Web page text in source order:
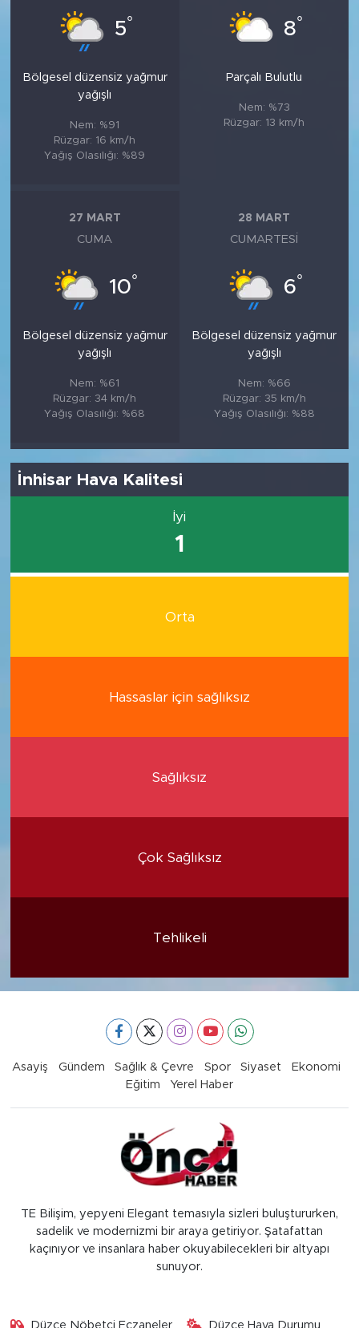
5°
Bölgesel düzensiz yağmur
yağışlı
Nem: %91
Rüzgar: 16 km/h
Yağış Olasılığı: %89
8°
Parçalı Bulutlu
Nem: %73
Rüzgar: 13 km/h
27 MART
CUMA
10°
Bölgesel düzensiz yağmur
yağışlı
Nem: %61
Rüzgar: 34 km/h
Yağış Olasılığı: %68
28 MART
CUMARTESI
6°
Bölgesel düzensiz yağmur
yağışlı
Nem: %66
Rüzgar: 35 km/h
Yağış Olasılığı: %88
İnhisar Hava Kalitesi
İyi
1
Orta
Hassaslar için sağlıksız
Sağlıksız
Çok Sağlıksız
Tehlikeli
Asayiş Gündem Sağlık & Çevre Spor Siyaset
Ekonomi
Eğitim
Yerel Haber
TE Bilişim, yepyeni Elegant temasıyla sizleri buluştururken,
sadelik ve modernizmi bir araya getiriyor. Şatafattan
kaçınıyor ve insanlara haber okuyabilecekleri bir altyapı
sunuyor.
Düzce Nöbetçi Eczaneler Düzce Hava Durumu